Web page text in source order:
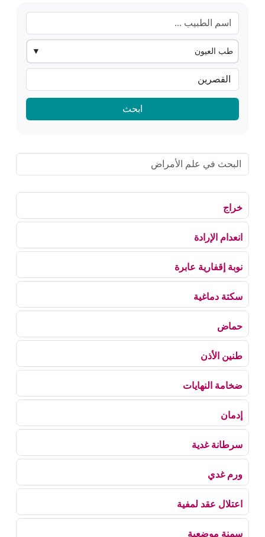
طب العيون
ابحث
خراج
انعدام الإرادة
نوبة إقفارية عابرة
سكتة دماغية
حماض
طنين الأذن
ضخامة النهايات
إدمان
سرطانة غدية
ورم غدي
اعتلال عقد لمفية
سمنة موضعية